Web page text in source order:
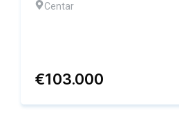
Centar
€103.000